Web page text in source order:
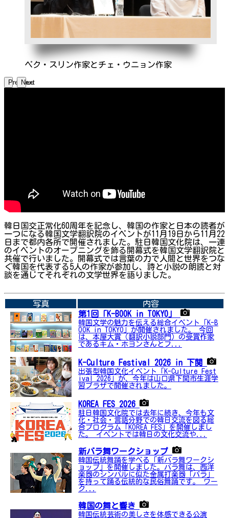
ペク・スリン作家とチェ・ウニョン作家
Previous
Next
韓日国交正常化60周年を記念し、韓国の作家と日本の読者が
一つになる韓国文学翻訳院のイベントが11月19日から11月22
日まで都内各所で開催されました。駐日韓国文化院は、一連
のイベントのオープニングを飾る開幕式を韓国文学翻訳院と
共催で行いました。開幕式では言葉の力で人間と世界をつな
ぐ韓国を代表する5人の作家が参加し、詩と小説の朗読と対
談を通じてそれぞれの文学世界を語りました。
写真
内容
第1回「K-BOOK in TOKYO」
韓国文学の魅力を伝える総合イベント「K-B
OOK in TOKYO」が開催されました。 今回
は、本屋大賞（翻訳小説部門）の受賞作家
であるキム・ホヨンさんとフ...
K-Culture Festival 2026 in 下関
出張型韓国文化イベント「K-Culture Fest
ival 2026」が、今年は山口県下関市生涯学
習プラザで開催されました。
KOREA FES 2026
駐日韓国文化院では去年に続き、今年も文
化・社会・言語分野での韓日交流を図る総
合プログラム「KOREA FES」を開催しまし
た。 イベントでは韓日の文化交流や...
新バラ舞ワークショップ
韓国伝統舞踊を学べる「新バラ舞ワークシ
ョップ」を開催しました。バラ舞は、西洋
楽器のシンバルに似た金属打楽器「バラ」
を持って踊る伝統的な民俗舞踊です。 ワー
ク...
韓国の舞と響き
韓国伝統芸術の美しさを体感できる公演